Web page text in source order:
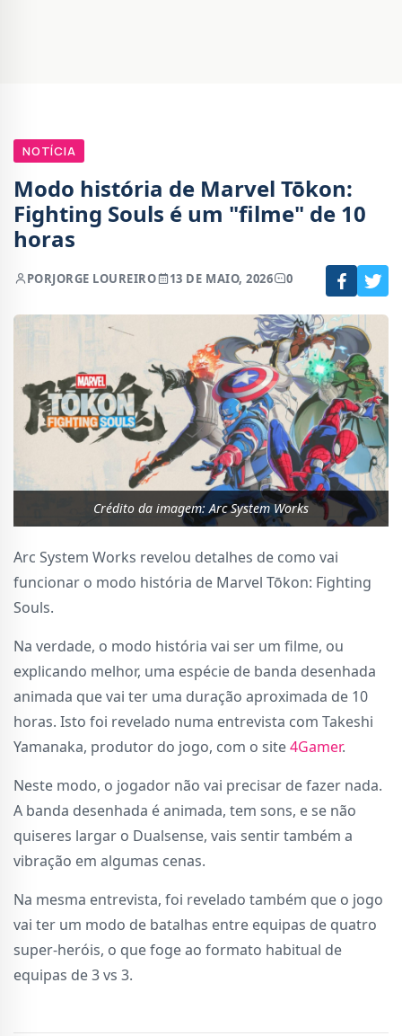
NOTÍCIA
Modo história de Marvel Tōkon:
Fighting Souls é um "filme" de 10
horas
PORJORGE LOUREIRO 13 DE MAIO, 2026 0
Crédito da imagem: Arc System Works
Arc System Works revelou detalhes de como vai
funcionar o modo história de Marvel Tōkon: Fighting
Souls.
Na verdade, o modo história vai ser um filme, ou
explicando melhor, uma espécie de banda desenhada
animada que vai ter uma duração aproximada de 10
horas. Isto foi revelado numa entrevista com Takeshi
Yamanaka, produtor do jogo, com o site4Gamer.
Neste modo, o jogador não vai precisar de fazer nada.
A banda desenhada é animada, tem sons, e se não
quiseres largar o Dualsense, vais sentir também a
vibração em algumas cenas.
Na mesma entrevista, foi revelado também que o jogo
vai ter um modo de batalhas entre equipas de quatro
super-heróis, o que foge ao formato habitual de
equipas de 3 vs 3.